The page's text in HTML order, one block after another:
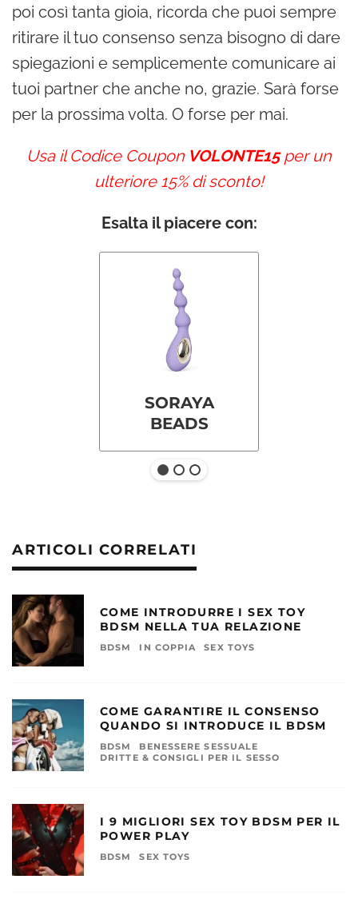
poi così tanta gioia, ricorda che puoi sempre
ritirare il tuo consenso senza bisogno di dare
spiegazioni e semplicemente comunicare ai
tuoi partner che anche no, grazie. Sarà forse
per la prossima volta. O forse per mai.
Usa il Codice Coupon VOLONTE15per un
ulteriore 15% di sconto!
Esalta il piacere con:
SORAYA
BEADS
ARTICOLI CORRELATI
COME INTRODURRE I SEX TOY
BDSM NELLA TUA RELAZIONE
BDSM IN COPPIA SEX TOYS
COME GARANTIRE IL CONSENSO
QUANDO SI INTRODUCE IL BDSM
BDSM
BENESSERE SESSUALE
DRITTE & CONSIGLI PER IL SESSO
I 9 MIGLIORI SEX TOY BDSM PER IL
POWER PLAY
BDSM SEX TOYS